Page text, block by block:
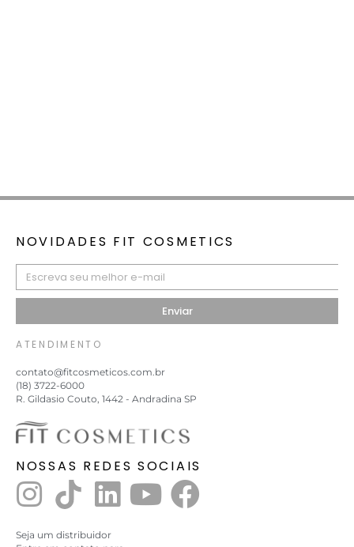
NOVIDADES FIT COSMETICS
Enviar
ATENDIMENTO
contato@fitcosmeticos.com.br
(18) 3722-6000
R. Gildasio Couto, 1442 - Andradina SP
NOSSAS REDES SOCIAIS
Seja um distribuidor